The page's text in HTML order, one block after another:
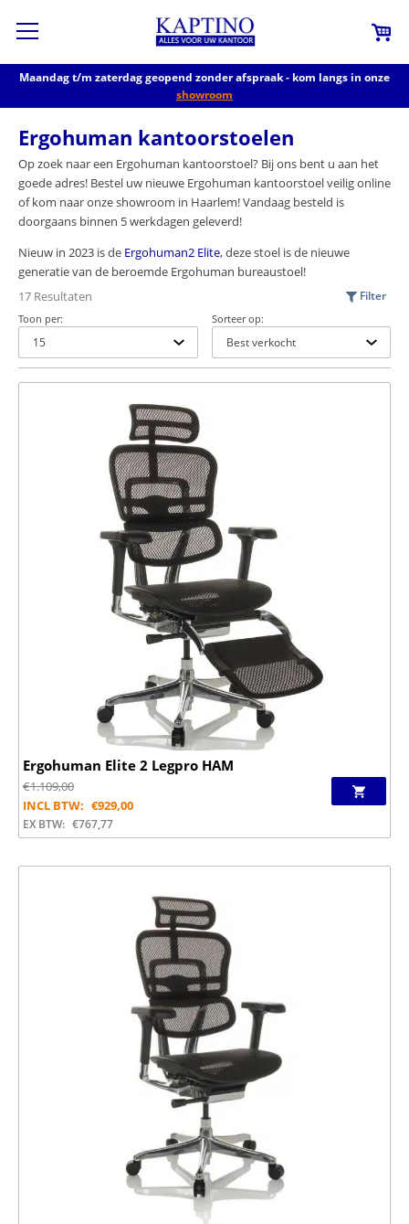
Maandag t/m zaterdag geopend zonder afspraak - kom langs in onze
showroom
Ergohuman kantoorstoelen
Op zoek naar een Ergohuman kantoorstoel? Bij ons bent u aan het
goede adres! Bestel uw nieuwe Ergohuman kantoorstoel veilig online
of kom naar onze showroom in Haarlem! Vandaag besteld is
doorgaans binnen 5 werkdagen geleverd!
Nieuw in 2023 is de Ergohuman2 Elite, deze stoel is de nieuwe
generatie van de beroemde Ergohuman bureaustoel!
17 Resultaten
Filter
Toon per:
Sorteer op:
Ergohuman Elite 2 Legpro HAM
€1.109,00
INCL BTW: €929,00
EX BTW: €767,77